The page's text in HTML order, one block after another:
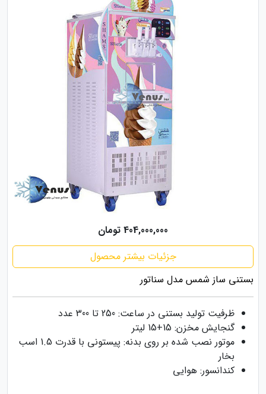
404,000,000 تومان
جزئیات بیشتر محصول
بستنی ساز شمس مدل سناتور
ظرفیت تولید بستنی در ساعت: 250 تا 300 عدد
گنجایش مخزن: 15+15 لیتر
موتور نصب شده بر روی بدنه: پیستونی با قدرت 1.5 اسب
بخار
کندانسور: هوایی